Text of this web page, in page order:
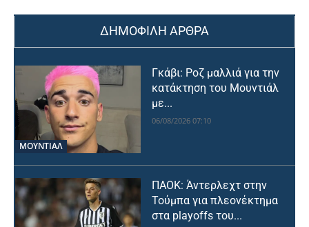
ΔΗΜΟΦΙΛΗ ΑΡΘΡΑ
ΜΟΥΝΤΙΆΛ
Γκάβι: Ροζ μαλλιά για την
κατάκτηση του Μουντιάλ
με...
06/08/2026 07:10
ΠΑΟΚ: Άντερλεχτ στην
Τούμπα για πλεονέκτημα
στα playoffs του...